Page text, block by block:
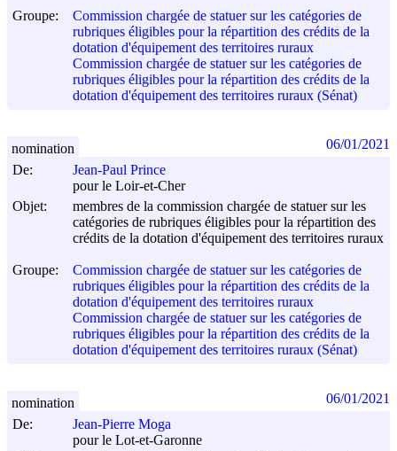
Groupe:
Commission chargée de statuer sur les catégories de
rubriques éligibles pour la répartition des crédits de la
dotation d'équipement des territoires ruraux
Commission chargée de statuer sur les catégories de
rubriques éligibles pour la répartition des crédits de la
dotation d'équipement des territoires ruraux (Sénat)
De:
Jean-Paul Prince
pour le Loir-et-Cher
Objet:
membres de la commission chargée de statuer sur les
catégories de rubriques éligibles pour la répartition des
crédits de la dotation d'équipement des territoires ruraux
Groupe:
Commission chargée de statuer sur les catégories de
rubriques éligibles pour la répartition des crédits de la
dotation d'équipement des territoires ruraux
Commission chargée de statuer sur les catégories de
rubriques éligibles pour la répartition des crédits de la
dotation d'équipement des territoires ruraux (Sénat)
nomination 06/01/2021
De:
Jean-Pierre Moga
pour le Lot-et-Garonne
nomination 06/01/2021